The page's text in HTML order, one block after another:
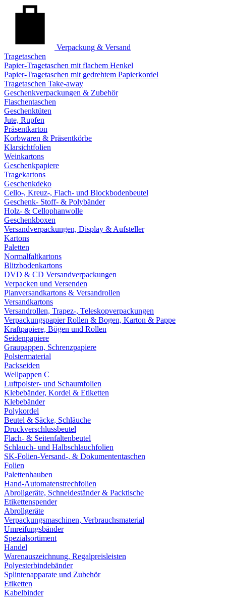
Verpackung & Versand
Tragetaschen
Papier-Tragetaschen mit flachem Henkel
Papier-Tragetaschen mit gedrehtem Papierkordel
Tragetaschen Take-away
Geschenkverpackungen & Zubehör
Flaschentaschen
Geschenktüten
Jute, Rupfen
Präsentkarton
Korbwaren & Präsentkörbe
Klarsichtfolien
Weinkartons
Geschenkpapiere
Tragekartons
Geschenkdeko
Cello-, Kreuz-, Flach- und Blockbodenbeutel
Geschenk- Stoff- & Polybänder
Holz- & Cellophanwolle
Geschenkboxen
Versandverpackungen, Display & Aufsteller
Kartons
Paletten
Normalfaltkartons
Blitzbodenkartons
DVD & CD Versandverpackungen
Verpacken und Versenden
Planversandkartons & Versandrollen
Versandkartons
Versandrollen, Trapez-, Teleskopverpackungen
Verpackungspapier Rollen & Bogen, Karton & Pappe
Kraftpapiere, Bögen und Rollen
Seidenpapiere
Graupappen, Schrenzpapiere
Polstermaterial
Packseiden
Wellpappen C
Luftpolster- und Schaumfolien
Klebebänder, Kordel & Etiketten
Klebebänder
Polykordel
Beutel & Säcke, Schläuche
Druckverschlussbeutel
Flach- & Seitenfaltenbeutel
Schlauch- und Halbschlauchfolien
SK-Folien-Versand-, & Dokumententaschen
Folien
Palettenhauben
Hand-Automatenstrechfolien
Abrollgeräte, Schneideständer & Packtische
Etikettenspender
Abrollgeräte
Verpackungsmaschinen, Verbrauchsmaterial
Umreifungsbänder
Spezialsortiment
Handel
Warenauszeichnung, Regalpreisleisten
Polyesterbindebänder
Splintenapparate und Zubehör
Etiketten
Kabelbinder